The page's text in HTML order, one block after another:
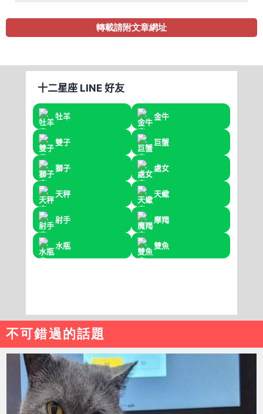
轉載請附文章網址
不可錯過的話題